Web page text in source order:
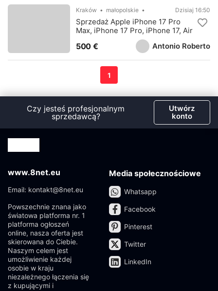
Antonio Roberto
Kraków małopolskie Dzisiaj 16:50
Sprzedaż Apple iPhone 17 Pro
Max, iPhone 17 Pro, iPhone 17, Air
500 €
1
Czy jesteś profesjonalnym
sprzedawcą?
Utwórz
konto
www.8net.eu
Email: kontakt@8net.eu
Powszechnie znana jako
światowa platforma nr. 1
platforma ogłoszeń
online, nasza oferta jest
skierowana do Ciebie.
Naszym celem jest
umożliwienie każdej
osobie w kraju
niezależnego łączenia się
z kupującymi i
Media społecznościowe
Whatsapp
Facebook
Pinterest
Twitter
LinkedIn